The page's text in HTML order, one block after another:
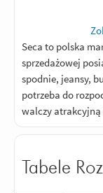
Seca to polska
sprzedażowej
spodnie, jeansy,
potrzeba do
walczy atrakcyjną
Tabele